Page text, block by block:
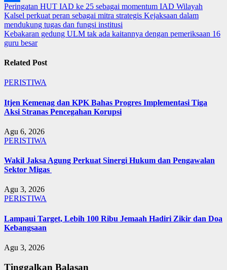
Share
Navigasi
pos
Peringatan HUT IAD ke 25 sebagai momentum IAD Wilayah
Kalsel perkuat peran sebagai mitra strategis Kejaksaan dalam
mendukung tugas dan fungsi institusi
Kebakaran gedung ULM tak ada kaitannya dengan pemeriksaan 16
guru besar
Related Post
PERISTIWA
Itjen Kemenag dan KPK Bahas Progres Implementasi Tiga
Aksi Stranas Pencegahan Korupsi
Agu 6, 2026
PERISTIWA
Wakil Jaksa Agung Perkuat Sinergi Hukum dan Pengawalan
Sektor Migas
Agu 3, 2026
PERISTIWA
Lampaui Target, Lebih 100 Ribu Jemaah Hadiri Zikir dan Doa
Kebangsaan
Agu 3, 2026
Tinggalkan Balasan